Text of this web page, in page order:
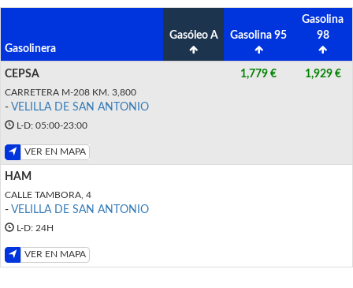
Gasolinera
Gasóleo A Gasolina 95
Gasolina
98
CEPSA
CARRETERA M-208 KM. 3,800
- VELILLA DE SAN ANTONIO
L-D: 05:00-23:00
VER EN MAPA
1,779 € 1,929 €
HAM
CALLE TAMBORA, 4
- VELILLA DE SAN ANTONIO
L-D: 24H
VER EN MAPA